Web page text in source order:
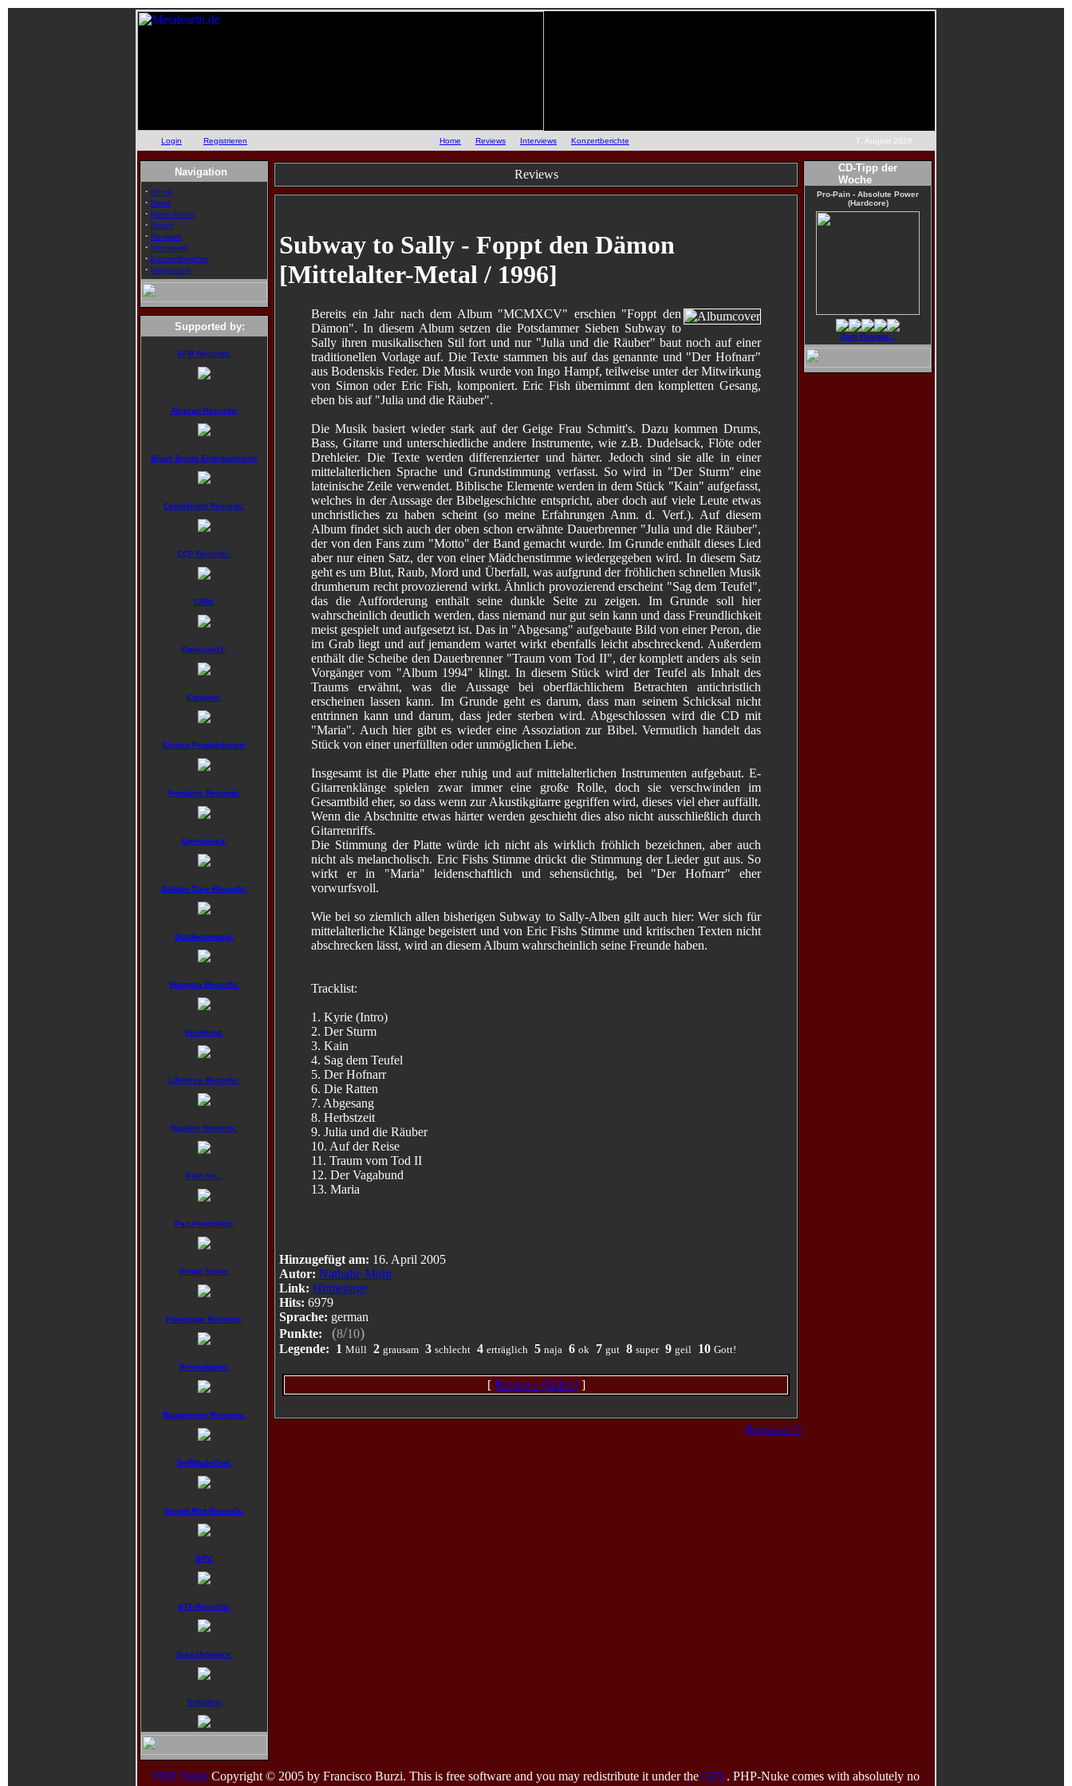
Login Registrieren Home Reviews Interviews Konzertberichte 7. August 2026
Navigation
· Home
· News
· News Archiv
· Board
· Reviews
· Interviews
· Konzertberichte
· Impressum
Supported by:
AFM Records:
Alveran Records:
Black Bards Entertainment:
Candlelight Records:
CCP Records:
CMM:
Dockyard1:
Earache:
Einheit Produktionen:
Frontiers Records:
Germusica:
Golden Core Records:
Gordeonmusic:
Humppa Records:
Insideout:
Lifeforce Records:
Napalm Records:
Pain Inc.:
Pan Promotion:
Pirate Smile:
Powerage Records:
Promofabrik:
Roadrunner Records:
SelfMadeGod:
Sound Riot Records:
SPV:
STF-Records:
Sureshotworx:
Trollzorn:
Reviews
Subway to Sally - Foppt den Dämon
[Mittelalter-Metal / 1996]
Bereits ein Jahr nach dem Album "MCMXCV" erschien "Foppt den
Dämon". In diesem Album setzen die Potsdammer Sieben Subway to
Sally ihren musikalischen Stil fort und nur "Julia und die Räuber" baut noch auf einer
traditionellen Vorlage auf. Die Texte stammen bis auf das genannte und "Der Hofnarr"
aus Bodenskis Feder. Die Musik wurde von Ingo Hampf, teilweise unter der Mitwirkung
von Simon oder Eric Fish, komponiert. Eric Fish übernimmt den kompletten Gesang,
eben bis auf "Julia und die Räuber".
Die Musik basiert wieder stark auf der Geige Frau Schmitt's. Dazu kommen Drums,
Bass, Gitarre und unterschiedliche andere Instrumente, wie z.B. Dudelsack, Flöte oder
Drehleier. Die Texte werden differenzierter und härter. Jedoch sind sie alle in einer
mittelalterlichen Sprache und Grundstimmung verfasst. So wird in "Der Sturm" eine
lateinische Zeile verwendet. Biblische Elemente werden in dem Stück "Kain" aufgefasst,
welches in der Aussage der Bibelgeschichte entspricht, aber doch auf viele Leute etwas
unchristliches zu haben scheint (so meine Erfahrungen Anm. d. Verf.). Auf diesem
Album findet sich auch der oben schon erwähnte Dauerbrenner "Julia und die Räuber",
der von den Fans zum "Motto" der Band gemacht wurde. Im Grunde enthält dieses Lied
aber nur einen Satz, der von einer Mädchenstimme wiedergegeben wird. In diesem Satz
geht es um Blut, Raub, Mord und Überfall, was aufgrund der fröhlichen schnellen Musik
drumherum recht provozierend wirkt. Ähnlich provozierend erscheint "Sag dem Teufel",
das die Aufforderung enthält seine dunkle Seite zu zeigen. Im Grunde soll hier
wahrscheinlich deutlich werden, dass niemand nur gut sein kann und dass Freundlichkeit
meist gespielt und aufgesetzt ist. Das in "Abgesang" aufgebaute Bild von einer Peron, die
im Grab liegt und auf jemandem wartet wirkt ebenfalls leicht abschreckend. Außerdem
enthält die Scheibe den Dauerbrenner "Traum vom Tod II", der komplett anders als sein
Vorgänger vom "Album 1994" klingt. In diesem Stück wird der Teufel als Inhalt des
Traums erwähnt, was die Aussage bei oberflächlichem Betrachten antichristlich
erscheinen lassen kann. Im Grunde geht es darum, dass man seinem Schicksal nicht
entrinnen kann und darum, dass jeder sterben wird. Abgeschlossen wird die CD mit
"Maria". Auch hier gibt es wieder eine Assoziation zur Bibel. Vermutlich handelt das
Stück von einer unerfüllten oder unmöglichen Liebe.
Insgesamt ist die Platte eher ruhig und auf mittelalterlichen Instrumenten aufgebaut. E-
Gitarrenklänge spielen zwar immer eine große Rolle, doch sie verschwinden im
Gesamtbild eher, so dass wenn zur Akustikgitarre gegriffen wird, dieses viel eher auffällt.
Wenn die Abschnitte etwas härter werden geschieht dies also nicht ausschließlich durch
Gitarrenriffs.
Die Stimmung der Platte würde ich nicht als wirklich fröhlich bezeichnen, aber auch
nicht als melancholisch. Eric Fishs Stimme drückt die Stimmung der Lieder gut aus. So
wirkt er in "Maria" leidenschaftlich und sehensüchtig, bei "Der Hofnarr" eher
vorwurfsvoll.
Wie bei so ziemlich allen bisherigen Subway to Sally-Alben gilt auch hier: Wer sich für
mittelalterliche Klänge begeistert und von Eric Fishs Stimme und kritischen Texten nicht
abschrecken lässt, wird an diesem Album wahrscheinlich seine Freunde haben.
Tracklist:
1. Kyrie (Intro)
2. Der Sturm
3. Kain
4. Sag dem Teufel
5. Der Hofnarr
6. Die Ratten
7. Abgesang
8. Herbstzeit
9. Julia und die Räuber
10. Auf der Reise
11. Traum vom Tod II
12. Der Vagabund
13. Maria
Hinzugefügt am: 16. April 2005
Autor: Nathalie Mohr
Link: Homepage
Hits: 6979
Sprache: german
Punkte:
(8/10)
Legende: 1 Müll 2 grausam 3 schlecht 4 erträglich 5 naja 6 ok 7 gut 8 super 9 geil 10 Gott!
[ Reviews (Index)]
Reviews ©
CD-Tipp der
Woche
Pro-Pain - Absolute Power
(Hardcore)
Zum Review...
PHP-NukeCopyright © 2005 by Francisco Burzi. This is free software and you may redistribute it under the GPL. PHP-Nuke comes with absolutely no